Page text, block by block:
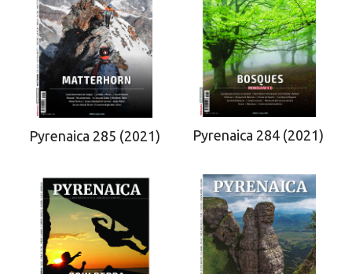
Pyrenaica 285 (2021) Pyrenaica 284 (2021)